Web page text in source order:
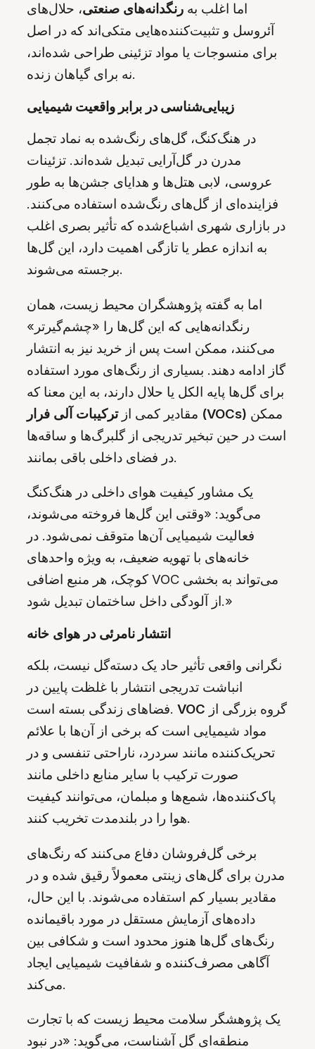
اما اغلب به رنگدانه‌های صنعتی، حلال‌های
آئروسل و تثبیت‌کننده‌هایی متکی‌اند که در اصل
برای منسوجات یا مواد تزئینی طراحی شده‌اند،
نه برای گیاهان زنده.
زیبایی‌شناسی در برابر واقعیت شیمیایی
در هنگ‌کنگ، گل‌های رنگ‌شده به نماد تجمل
مدرن در گل‌آرایی تبدیل شده‌اند. تزئینات
عروسی، لابی هتل‌ها و هدایای جشن‌ها به طور
فزاینده‌ای از گل‌های رنگ‌شده استفاده می‌کنند.
در بازاری شهری اشباع‌شده که تأثیر بصری اغلب
به اندازه عطر یا تازگی اهمیت دارد، این گل‌ها
برجسته می‌شوند.
اما به گفته پژوهشگران محیط زیست، همان
رنگدانه‌هایی که این گل‌ها را «چشم‌گیرتر»
می‌کنند، ممکن است پس از خرید نیز به انتشار
گاز ادامه دهند. بسیاری از رنگ‌های مورد استفاده
برای گل‌ها پایه الکل یا حلال دارند، به این معنا که
مقادیر کمی از ترکیبات آلی فرار (VOCs)
است در حین تبخیر تدریجی از گلبرگ‌ها و ساقه‌ها
در فضای داخلی باقی بمانند.
یک مشاور کیفیت هوای داخلی در هنگ‌کنگ
می‌گوید: «وقتی این گل‌ها فروخته می‌شوند،
فعالیت شیمیایی آن‌ها متوقف نمی‌شود. در
خانه‌های با تهویه ضعیف، به ویژه واحدهای
کوچک، هر منبع اضافی VOC می‌تواند به بخشی
از آلودگی داخل ساختمان تبدیل شود.»
انتشار نامرئی در هوای خانه
نگرانی واقعی تأثیر حاد یک دسته‌گل نیست، بلکه
انباشت تدریجی انتشار با غلظت پایین در
فضاهای زندگی بسته است. VOC
مواد شیمیایی است که برخی از آن‌ها با علائم
تحریک‌کننده مانند سردرد، ناراحتی تنفسی و در
صورت ترکیب با سایر منابع داخلی مانند
پاک‌کننده‌ها، شمع‌ها و مبلمان، می‌توانند کیفیت
هوا را در بلندمدت تخریب کنند.
برخی گل‌فروشان دفاع می‌کنند که رنگ‌های
مدرن برای گل‌های زینتی معمولاً رقیق شده و در
مقادیر بسیار کم استفاده می‌شوند. با این حال،
داده‌های آزمایش مستقل در مورد باقیمانده
رنگ‌های گل‌ها هنوز محدود است و شکافی بین
آگاهی مصرف‌کننده و شفافیت شیمیایی ایجاد
می‌کند.
یک پژوهشگر سلامت محیط زیست که با تجارت
منطقه‌ای گل آشناست، می‌گوید: «در نبود